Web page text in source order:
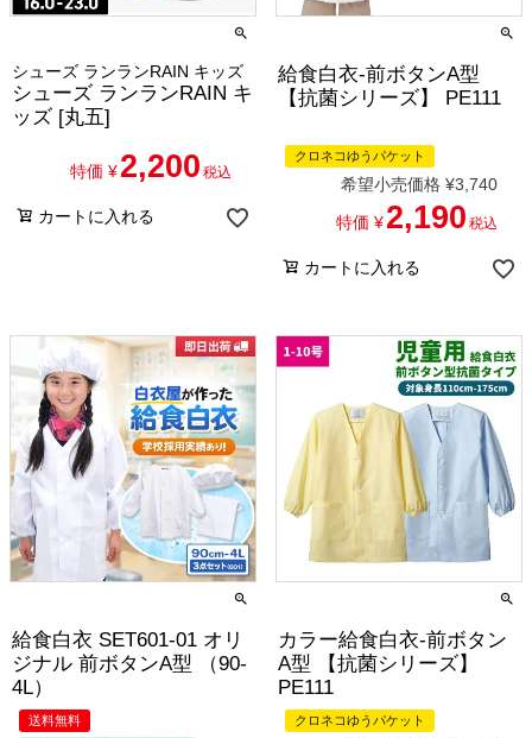
シューズ ランランRAIN キッズ
シューズ ランランRAIN キ
ッズ [丸五]
特価 ¥ 2,200 税込
カートに入れる
給食白衣-前ボタンA型
【抗菌シリーズ】 PE111
クロネコゆうパケット
希望小売価格 ¥3,740
特価 ¥ 2,190 税込
カートに入れる
給食白衣 SET601-01 オリ
ジナル 前ボタンA型 （90-
4L）
送料無料
カラー給食白衣-前ボタン
A型 【抗菌シリーズ】
PE111
クロネコゆうパケット